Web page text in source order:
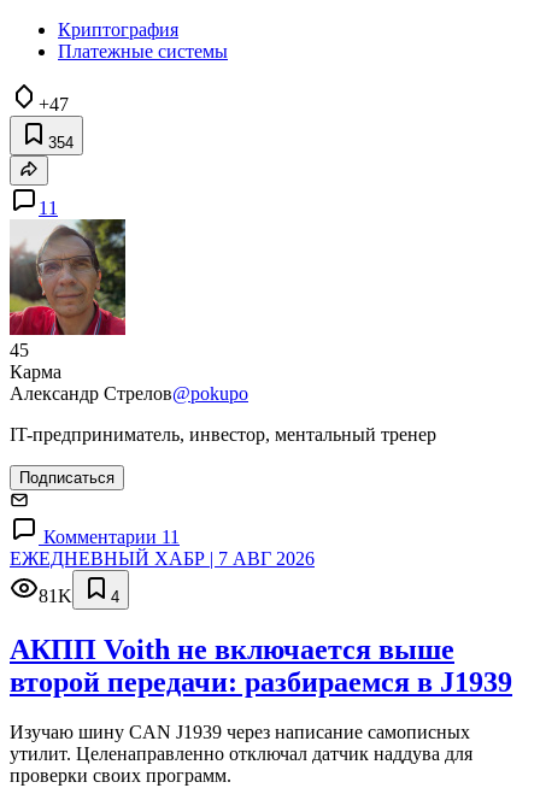
Криптография
Платежные системы
+47
354
11
45
Карма
Александр Стрелов@pokupo
IT-предприниматель, инвестор, ментальный тренер
Подписаться
Комментарии 11
ЕЖЕДНЕВНЫЙ ХАБР | 7 АВГ 2026
81K
4
АКПП Voith не включается выше
второй передачи: разбираемся в J1939
Изучаю шину CAN J1939 через написание самописных
утилит. Целенаправленно отключал датчик наддува для
проверки своих программ.